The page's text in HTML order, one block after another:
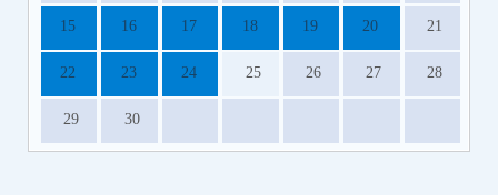
15 16 17 18 19 20 21
22 23 24 25 26 27 28
29 30